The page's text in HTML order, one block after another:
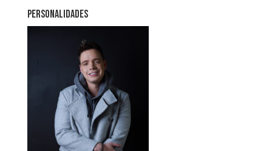
PERSONALIDADES